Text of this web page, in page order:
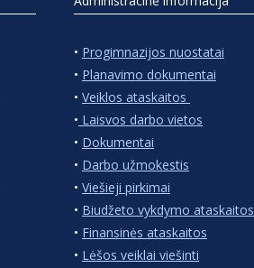
• Progimnazijos nuostatai
• Planavimo dokumentai
• Veiklos ataskaitos
• Laisvos darbo vietos
• Dokumentai
• Darbo užmokestis
• Viešieji pirkimai
• Biudžeto vykdymo ataskaitos
• Finansinės ataskaitos
• Lėšos veiklai viešinti